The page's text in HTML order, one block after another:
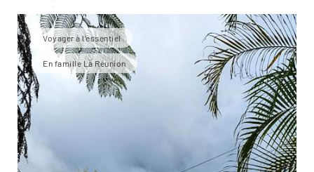
Voyager à l’essentiel
En famille La Réunion